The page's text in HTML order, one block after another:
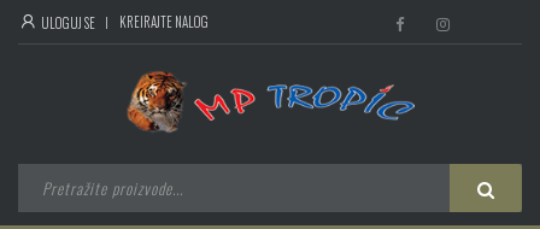
ULOGUJ SE KREIRAJTE NALOG